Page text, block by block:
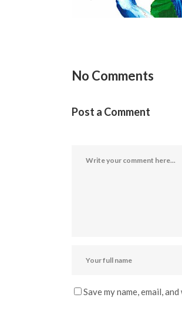
No Comments
Post a Comment
Save my name, email,